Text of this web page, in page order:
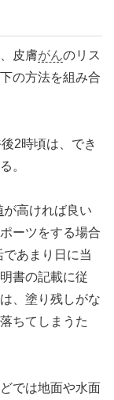
皮膚がんのリス
の方法を組み合
2時頃は、でき
。
が高ければ良い
ーツをする場合
あまり日に当
書の記載に従
、塗り残しがな
ちてしまうた
では地面や水面